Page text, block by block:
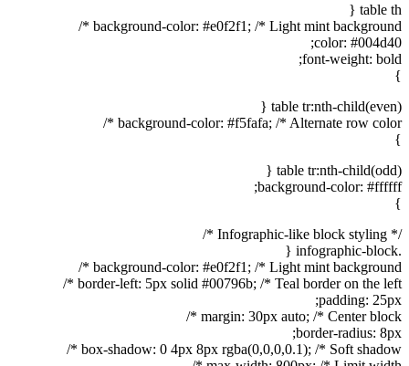
table th {
background-color: #e0f2f1; /* Light mint background */
color: #004d40;
font-weight: bold;
}
table tr:nth-child(even) {
background-color: #f5fafa; /* Alternate row color */
}
table tr:nth-child(odd) {
background-color: #ffffff;
}
/* Infographic-like block styling */
.infographic-block {
background-color: #e0f2f1; /* Light mint background */
border-left: 5px solid #00796b; /* Teal border on the left */
padding: 25px;
margin: 30px auto; /* Center block */
border-radius: 8px;
box-shadow: 0 4px 8px rgba(0,0,0,0.1); /* Soft shadow */